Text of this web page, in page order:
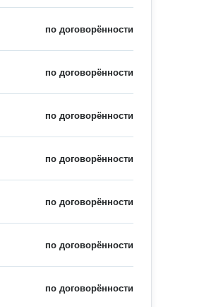
по договорённости
по договорённости
по договорённости
по договорённости
по договорённости
по договорённости
по договорённости